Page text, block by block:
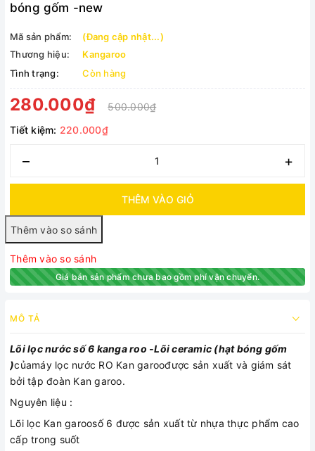
bóng gốm -new
Mã sản phẩm:
(Đang cập nhật...)
Thương hiệu:
Kangaroo
Tình trạng:
Còn hàng
280.000₫
500.000₫
Tiết kiệm: 220.000₫
– +
THÊM VÀO GIỎ
Thêm vào so sánh
Giá bán sản phẩm chưa bao gồm phí vận chuyển.
MÔ TẢ
Lõi lọc nước số 6 kanga roo -Lõi ceramic (hạt bóng gốm
)củamáy lọc nước RO Kan garoođược sản xuất và giám sát
bởi tập đoàn Kan garoo.
Nguyên liệu :
Lõi lọc Kan garoosố 6 được sản xuất từ nhựa thực phẩm cao
cấp trong suốt